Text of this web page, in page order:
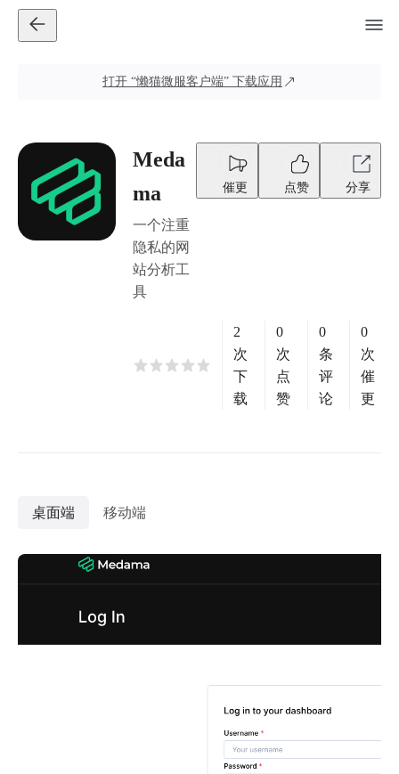
打开 “懒猫微服客户端” 下载应用
Meda
ma
一个注重
隐私的网
站分析工
具
催更 点赞 分享
2
次
下
载
0
次
点
赞
0
条
评
论
0
次
催
更
桌面端 移动端